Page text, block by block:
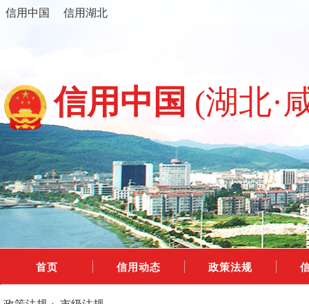
信用中国 信用湖北
信用中国 (湖北·
首页 信用动态 政策法规